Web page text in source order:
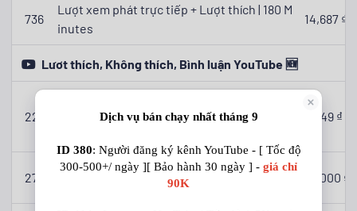
736
Lượt xem phát trực tiếp + Lượt thích | 180 M
inutes
14,687 ₫
Lươt thích, Không thích, Bình luận YouTube 🆕
221
ảo hành 30 ngày (RẺ NHẤT VÀ NHANH NHẤ
5,049 ₫
278
Lượt thích YouTube | Tối đa 100K , Bảo hàn
35,000 ₫